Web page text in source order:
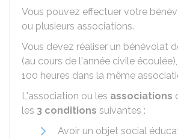
Vous pouvez effectuer votre
ou plusieurs associations.
Vous devez réaliser un bénévolat
(au cours de l'année civile
100 heures dans la même
L'association ou les associations
les 3 conditions suivantes :
Avoir un objet social